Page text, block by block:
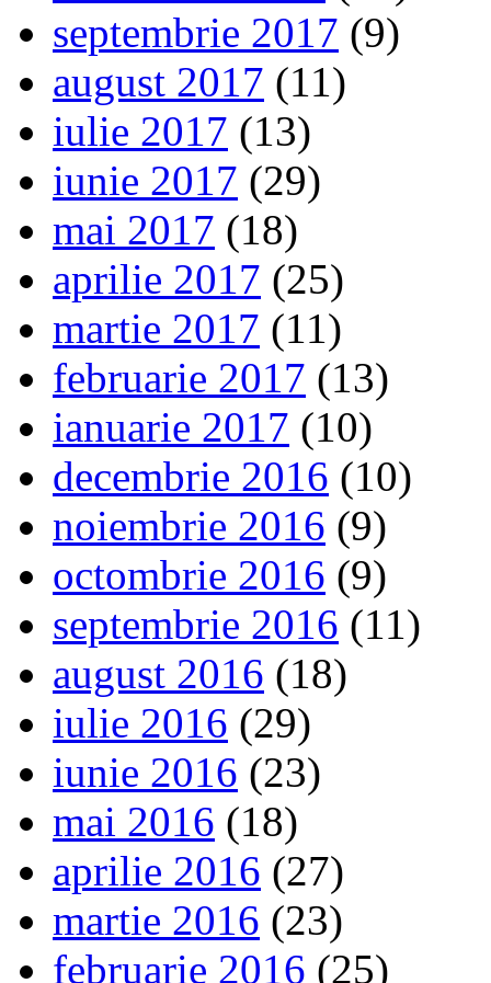
septembrie 2017 (9)
august 2017 (11)
iulie 2017 (13)
iunie 2017 (29)
mai 2017 (18)
aprilie 2017 (25)
martie 2017 (11)
februarie 2017 (13)
ianuarie 2017 (10)
decembrie 2016 (10)
noiembrie 2016 (9)
octombrie 2016 (9)
septembrie 2016 (11)
august 2016 (18)
iulie 2016 (29)
iunie 2016 (23)
mai 2016 (18)
aprilie 2016 (27)
martie 2016 (23)
februarie 2016 (25)